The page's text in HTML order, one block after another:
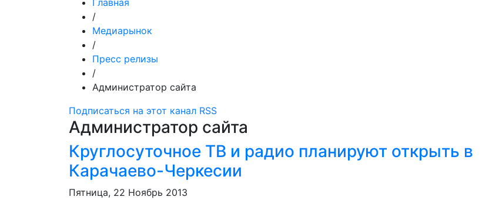
Главная
/
Медиарынок
/
Пресс релизы
/
Администратор сайта
Подписаться на этот канал RSS
Администратор сайта
Круглосуточное ТВ и радио планируют открыть в
Карачаево-Черкесии
Пятница, 22 Ноябрь 2013